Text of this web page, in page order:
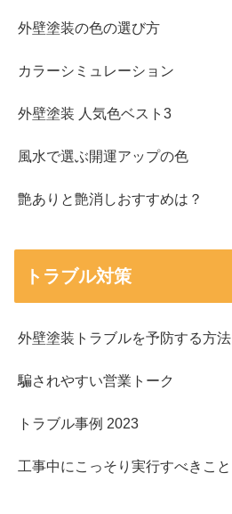
外壁塗装の色の選び方
カラーシミュレーション
外壁塗装 人気色ベスト3
風水で選ぶ開運アップの色
艶ありと艶消しおすすめは？
トラブル対策
外壁塗装トラブルを予防する方法
騙されやすい営業トーク
トラブル事例 2023
工事中にこっそり実行すべきこと